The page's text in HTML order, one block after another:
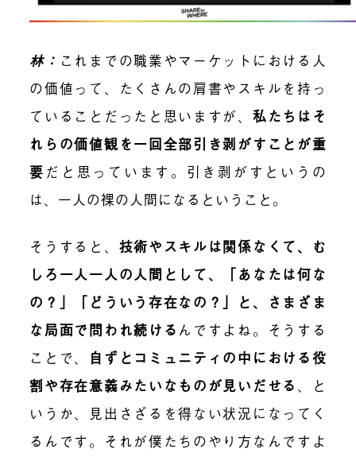
林： これまでの職業やマーケットにおける人
の価値って、たくさんの肩書やスキルを持っ
ていることだったと思いますが、 私たちはそ
れらの価値観を一回全部引き剥がすことが重
要 だと思っています。引き剥がすというの
は、一人の裸の人間になるということ。
そうすると、 技術やスキルは関係なくて、む
しろ一人一人の人間として、「あなたは何な
の？」「どういう存在なの？」と、さまざま
な局面で問われ続ける んですよね。そうする
ことで、
自ずとコミュニティの中における役
割や存在意義みたいなものが見いだせる 、と
いうか、見出さざるを得ない状況になってく
るんです。それが僕たちのやり方なんですよ